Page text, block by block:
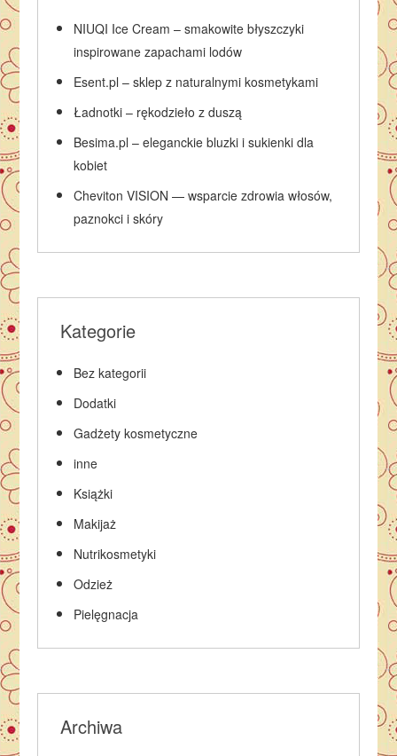
NIUQI Ice Cream – smakowite błyszczyki
inspirowane zapachami lodów
Esent.pl – sklep z naturalnymi kosmetykami
Ładnotki – rękodzieło z duszą
Besima.pl – eleganckie bluzki i sukienki dla
kobiet
Cheviton VISION — wsparcie zdrowia włosów,
paznokci i skóry
Kategorie
Bez kategorii
Dodatki
Gadżety kosmetyczne
inne
Książki
Makijaż
Nutrikosmetyki
Odzież
Pielęgnacja
Archiwa